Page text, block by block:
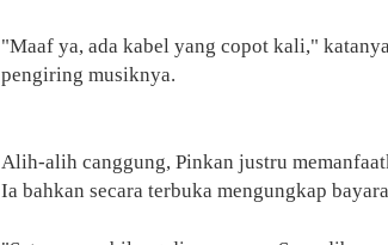
"Maaf ya, ada kabel yang copot kali,"
pengiring musiknya.
Alih-alih canggung, Pinkan justru
Ia bahkan secara terbuka mengungkap